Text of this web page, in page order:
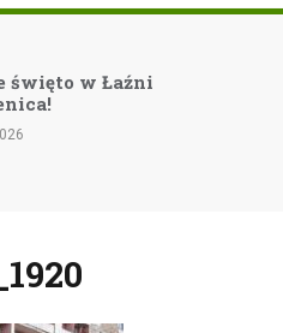
święto w Łaźni